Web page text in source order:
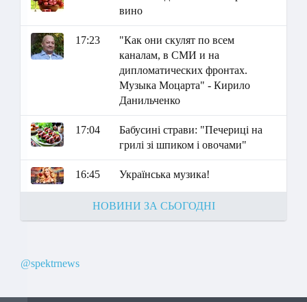
вино
17:23
"Как они скулят по всем
каналам, в СМИ и на
дипломатических фронтах.
Музыка Моцарта" - Кирило
Данильченко
17:04
Бабусині страви: "Печериці на
грилі зі шпиком і овочами"
16:45 Українська музика!
НОВИНИ ЗА СЬОГОДНІ
@spektrnews